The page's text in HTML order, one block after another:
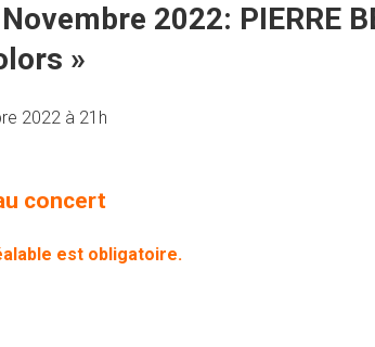
2022: PIERRE
»
2022 à 21h
concert
est obligatoire.